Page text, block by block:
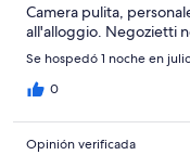
Camera pulita,
all'alloggio. Negozietti
Se hospedó 1 noche en
0
Opinión verificada